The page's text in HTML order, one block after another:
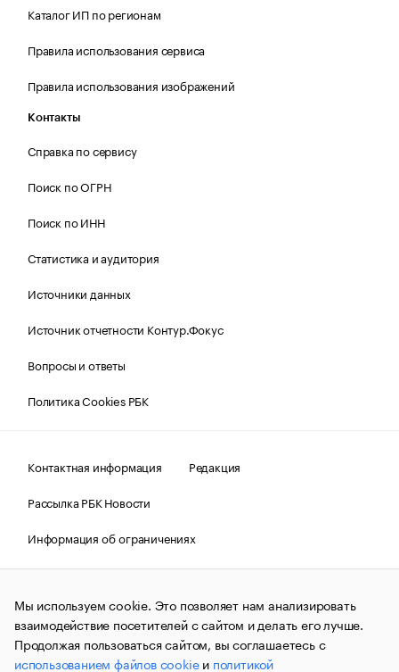
Каталог ИП по регионам
Правила использования сервиса
Правила использования изображений
Контакты
Справка по сервису
Поиск по ОГРН
Поиск по ИНН
Статистика и аудитория
Источники данных
Источник отчетности Контур.Фокус
Вопросы и ответы
Политика Cookies РБК
Контактная информация
Редакция
Рассылка РБК Новости
Информация об ограничениях
Правовая информация
О соблюдении авторских прав
© АО «РОСБИЗНЕСКОНСАЛТИНГ»,1995–2026.Сообщения
и материалы информационного агентства «РБК»
(зарегистрировано Федеральной службой по надзору в сфере
связи, информационных технологий и массовых
коммуникаций (Роскомнадзор) 09.12.2015 за номером ИА
Мы используем cookie. Это позволяет нам анализировать
взаимодействие посетителей с сайтом и делать его лучше.
Продолжая пользоваться сайтом, вы соглашаетесь с
использованием файлов cookieи политикой